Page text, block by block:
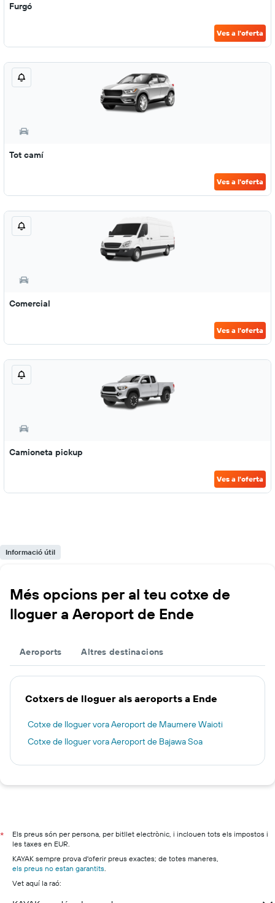
Furgó
Ves a l'oferta
Tot camí
Ves a l'oferta
Comercial
Ves a l'oferta
Camioneta pickup
Ves a l'oferta
Informació útil
Més opcions per al teu cotxe de
lloguer a Aeroport de Ende
Aeroports Altres destinacions
Cotxers de lloguer als aeroports a Ende
Cotxe de lloguer vora Aeroport de Maumere Waioti
Cotxe de lloguer vora Aeroport de Bajawa Soa
*
Els preus són per persona, per bitllet electrònic, i inclouen tots els impostos i
les taxes en EUR.
KAYAK sempre prova d'oferir preus exactes; de totes maneres,
els preus no estan garantits.
Vet aquí la raó: